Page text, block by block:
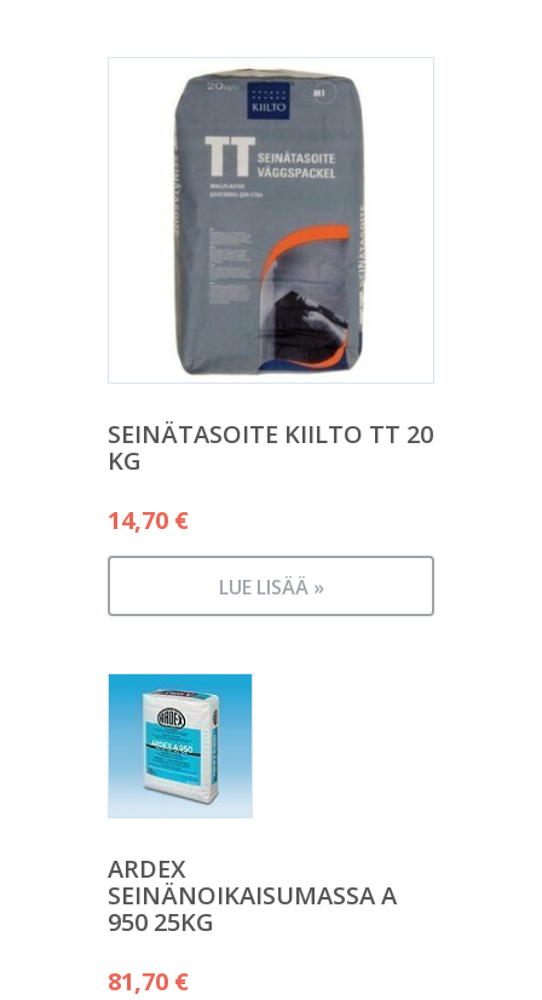
SEINÄTASOITE KIILTO TT 20
KG
14,70 €
LUE LISÄÄ »
ARDEX
SEINÄNOIKAISUMASSA A
950 25KG
81,70 €